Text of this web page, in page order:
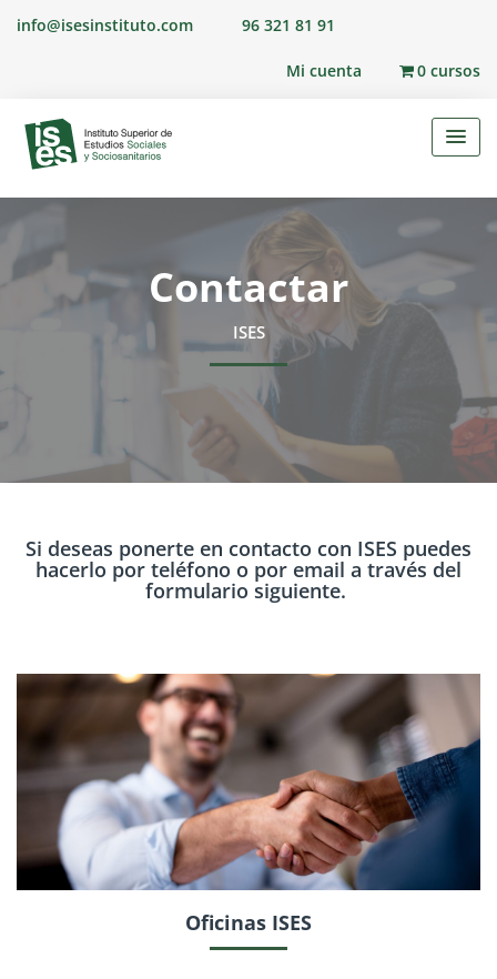
info@isesinstituto.com 96 321 81 91
Mi cuenta 0 cursos
Contactar
ISES
Si deseas ponerte en contacto con ISES puedes
hacerlo por teléfono o por email a través del
formulario siguiente.
Oficinas ISES